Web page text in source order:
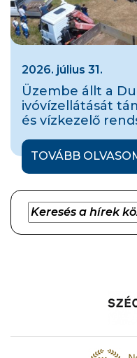
2026. július 31.
Üzembe állt a
ivóvízellátását
és vízkezelő
TOVÁBB